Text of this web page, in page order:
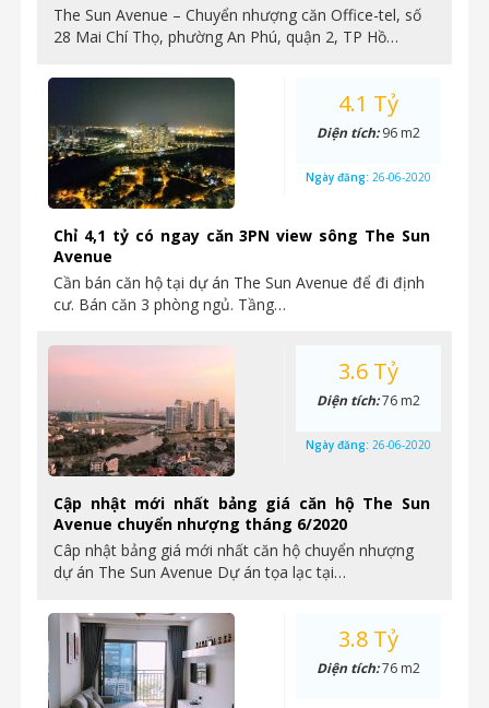
The Sun Avenue – Chuyển nhượng căn Office-tel, số
28 Mai Chí Thọ, phường An Phú, quận 2, TP Hồ…
Chỉ 4,1 tỷ có ngay căn 3PN view sông The Sun
Avenue
Cần bán căn hộ tại dự án The Sun Avenue để đi định
cư. Bán căn 3 phòng ngủ. Tầng…
4.1 Tỷ
Diện tích:96 m2
Ngày đăng: 26-06-2020
Cập nhật mới nhất bảng giá căn hộ The Sun
Avenue chuyển nhượng tháng 6/2020
Câp nhật bảng giá mới nhất căn hộ chuyển nhượng
dự án The Sun Avenue Dự án tọa lạc tại…
3.6 Tỷ
Diện tích:76 m2
Ngày đăng: 26-06-2020
3.8 Tỷ
Diện tích:76 m2